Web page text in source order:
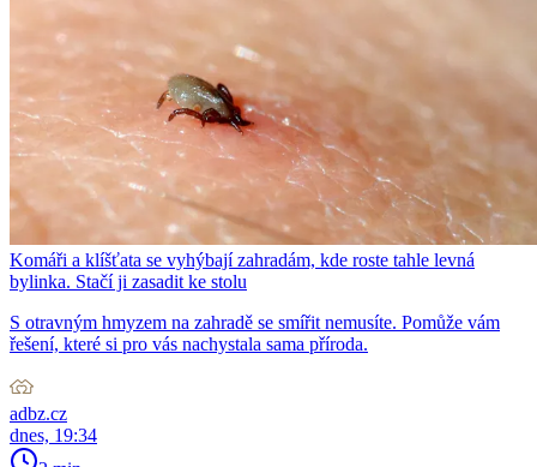
Komáři a klíšťata se vyhýbají zahradám, kde roste tahle levná
bylinka. Stačí ji zasadit ke stolu
S otravným hmyzem na zahradě se smířit nemusíte. Pomůže vám
řešení, které si pro vás nachystala sama příroda.
adbz.cz
dnes, 19:34